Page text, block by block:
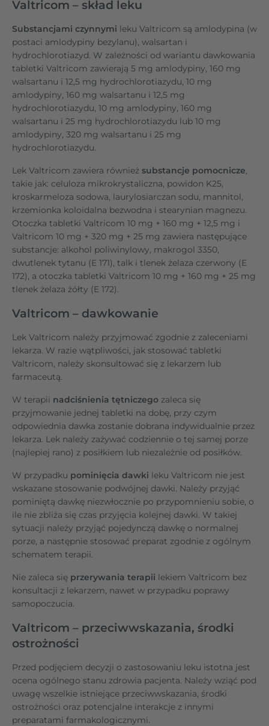
Valtricom – skład leku
Substancjami czynnymi leku Valtricom są amlodypina (w
postaci amlodypiny bezylanu), walsartan i
hydrochlorotiazyd. W zależności od wariantu dawkowania
tabletki Valtricom zawierają 5 mg amlodypiny, 160 mg
walsartanu i 12,5 mg hydrochlorotiazydu, 10 mg
amlodypiny, 160 mg walsartanu i 12,5 mg
hydrochlorotiazydu, 10 mg amlodypiny, 160 mg
walsartanu i 25 mg hydrochlorotiazydu lub 10 mg
amlodypiny, 320 mg walsartanu i 25 mg
hydrochlorotiazydu.
Lek Valtricom zawiera również substancje pomocnicze,
takie jak: celuloza mikrokrystaliczna, powidon K25,
kroskarmeloza sodowa, laurylosiarczan sodu, mannitol,
krzemionka koloidalna bezwodna i stearynian magnezu.
Otoczka tabletki Valtricom 10 mg + 160 mg + 12,5 mg i
Valtricom 10 mg + 320 mg + 25 mg zawiera następujące
substancje: alkohol poliwinylowy, makrogol 3350,
dwutlenek tytanu (E 171), talk i tlenek żelaza czerwony (E
172), a otoczka tabletki Valtricom 10 mg + 160 mg + 25 mg
tlenek żelaza żółty (E 172).
Valtricom – dawkowanie
Lek Valtricom należy przyjmować zgodnie z zaleceniami
lekarza. W razie wątpliwości, jak stosować tabletki
Valtricom, należy skonsultować się z lekarzem lub
farmaceutą.
W terapii nadciśnienia tętniczego zaleca się
przyjmowanie jednej tabletki na dobę, przy czym
odpowiednia dawka zostanie dobrana indywidualnie przez
lekarza. Lek należy zażywać codziennie o tej samej porze
(najlepiej rano) z posiłkiem lub niezależnie od posiłków.
W przypadku pominięcia dawki leku Valtricom nie jest
wskazane stosowanie podwójnej dawki. Należy przyjąć
pominiętą dawkę niezwłocznie po przypomnieniu sobie, o
ile nie zbliża się czas przyjęcia kolejnej dawki. W takiej
sytuacji należy przyjąć pojedynczą dawkę o normalnej
porze, a następnie stosować preparat zgodnie z ogólnym
schematem terapii.
Nie zaleca się przerywania terapii lekiem Valtricom bez
konsultacji z lekarzem, nawet w przypadku poprawy
samopoczucia.
Valtricom – przeciwwskazania, środki
ostrożności
Przed podjęciem decyzji o zastosowaniu leku istotna jest
ocena ogólnego stanu zdrowia pacjenta. Należy wziąć pod
uwagę wszelkie istniejące przeciwwskazania, środki
ostrożności oraz potencjalne interakcje z innymi
preparatami farmakologicznymi.